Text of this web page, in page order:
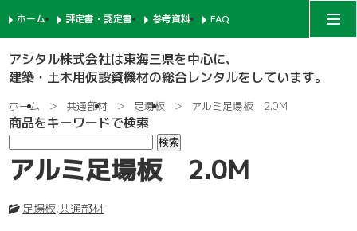
アシタル株式会社は東海三県を中心に、
建築・土木用仮設資機材の総合レンタルをしています。
次世代足場
ホーム 評定書・認定書 参考資料
FAQ
ホーム 共通部材 足場板 アルミ足場板 2.0M
商品をキーワードで検索
アルミ足場板 2.0M
共通部材
,
足場板